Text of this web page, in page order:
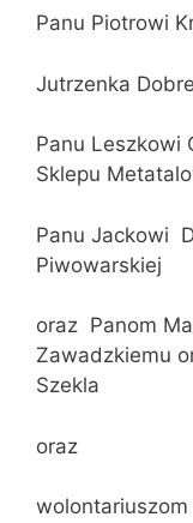
Panu Piotrowi
Jutrzenka
Panu Leszkowi
Sklepu
Panu Jackowi
Piwowarskiej
oraz Panom
Zawadzkiemu
Szekla
oraz
wolontariuszom